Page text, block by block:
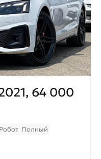
64 000
Робот Полный